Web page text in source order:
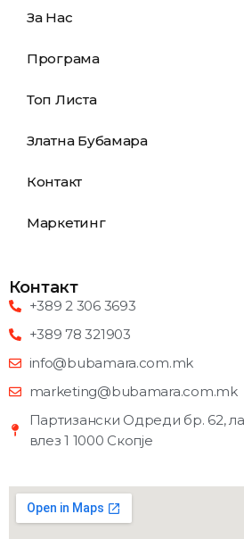
За Нас
Програма
Топ Листа
Златна Бубамара
Контакт
Маркетинг
Контакт
+389 2 306 3693
+389 78 321903
info@bubamara.com.mk
marketing@bubamara.com.mk
Партизански Одреди бр. 62,
влез 1 1000 Скопје